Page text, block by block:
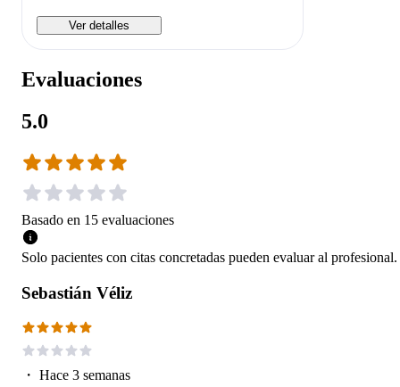
Ver detalles
Evaluaciones
5.0
Basado en 15 evaluaciones
Solo pacientes con citas concretadas pueden evaluar al profesional.
Sebastián Véliz
・ Hace 3 semanas